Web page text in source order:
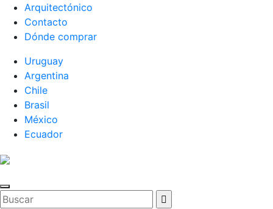
Arquitectónico
Contacto
Dónde comprar
Uruguay
Argentina
Chile
Brasil
México
Ecuador